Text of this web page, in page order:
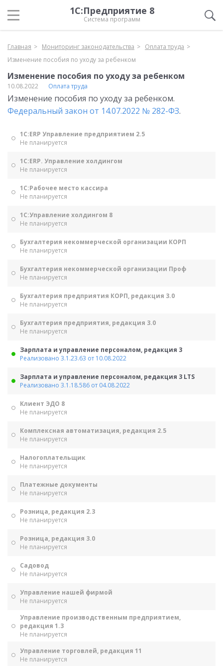
1С:Предприятие 8
Система программ
Главная Мониторинг законодательства
Оплата труда
Изменение пособия по уходу за ребенком
Изменение пособия по уходу за ребенком
10.08.2022 Оплата труда
Изменение пособия по уходу за ребенком.
Федеральный закон от 14.07.2022 № 282-ФЗ.
1С:ERP Управление предприятием 2.5
Не планируется
1С:ERP. Управление холдингом
Не планируется
1С:Рабочее место кассира
Не планируется
1С:Управление холдингом 8
Не планируется
Бухгалтерия некоммерческой организации КОРП
Не планируется
Бухгалтерия некоммерческой организации Проф
Не планируется
Бухгалтерия предприятия КОРП, редакция 3.0
Не планируется
Бухгалтерия предприятия, редакция 3.0
Не планируется
Зарплата и управление персоналом, редакция 3
Реализовано 3.1.23.63 от 10.08.2022
Зарплата и управление персоналом, редакция 3 LTS
Реализовано 3.1.18.586 от 04.08.2022
Клиент ЭДО 8
Не планируется
Комплексная автоматизация, редакция 2.5
Не планируется
Налогоплательщик
Не планируется
Платежные документы
Не планируется
Розница, редакция 2.3
Не планируется
Розница, редакция 3.0
Не планируется
Садовод
Не планируется
Управление нашей фирмой
Не планируется
Управление производственным предприятием,
редакция 1.3
Не планируется
Управление торговлей, редакция 11
Не планируется